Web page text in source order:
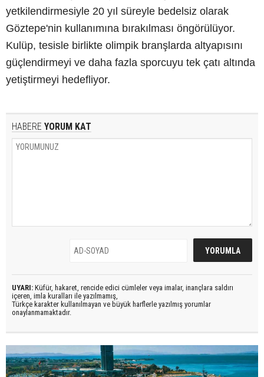
yetkilendirmesiyle 20 yıl süreyle bedelsiz olarak
Göztepe'nin kullanımına bırakılması öngörülüyor.
Kulüp, tesisle birlikte olimpik branşlarda altyapısını
güçlendirmeyi ve daha fazla sporcuyu tek çatı altında
yetiştirmeyi hedefliyor.
HABERE YORUM KAT
UYARI: Küfür, hakaret, rencide edici cümleler veya imalar, inançlara saldırı
içeren, imla kuralları ile yazılmamış,
Türkçe karakter kullanılmayan ve büyük harflerle yazılmış yorumlar
onaylanmamaktadır.